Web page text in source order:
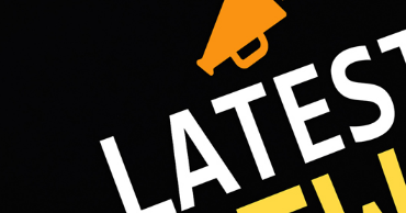
Mon - Fri 8:00am - 5:00pm